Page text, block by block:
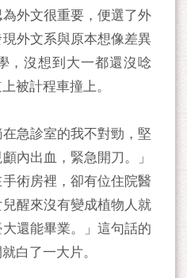
外文很重要，便選了外
外文系與原本想像差異
，沒想到大一都還沒唸
被計程車撞上。
在急診室的我不對勁，堅
內出血，緊急開刀。」
術房裡，卻有位住院醫
醒來沒有變成植物人就
還能畢業。」這句話的
白了一大片。